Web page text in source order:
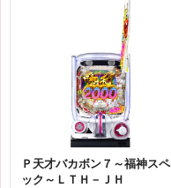
Ｐ天才バカボン７～福神スペ
ック～ＬＴＨ－ＪＨ